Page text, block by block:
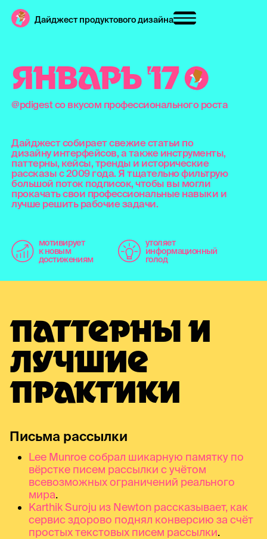
Дайджест продуктового дизайна
ЯНВАРЬ'17
@pdigest со вкусом профессионального роста
Дайджест собирает свежие статьи по
дизайну интерфейсов, а также инструменты,
паттерны, кейсы, тренды и исторические
рассказы с 2009 года. Я тщательно фильтрую
большой поток подписок, чтобы вы могли
прокачать свои профессиональные навыки и
лучше решить рабочие задачи.
мотивирует
к новым
достижениям
утоляет
информационный
голод
ПАТТЕРНЫ И
ЛУЧШИЕ
ПРАКТИКИ
Письма рассылки
Lee Munroe собрал шикарную памятку по
вёрстке писем рассылки с учётом
всевозможных ограничений реального
мира.
Karthik Suroju из Newton рассказывает, как
сервис здорово поднял конверсию за счёт
простых текстовых писем рассылки.